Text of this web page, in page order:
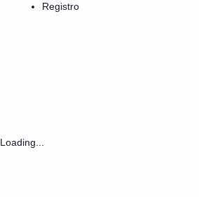
Registro
Loading...